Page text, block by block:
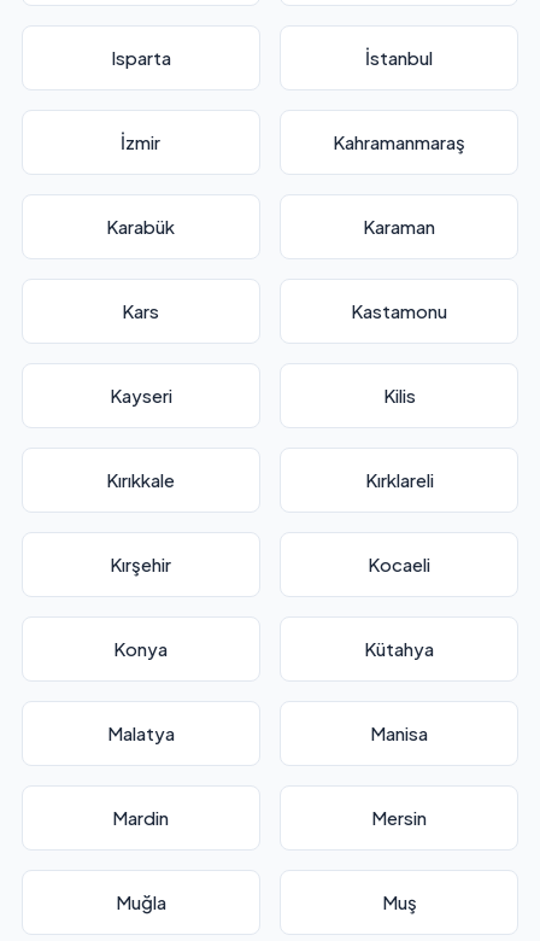
Isparta İstanbul
İzmir Kahramanmaraş
Karabük Karaman
Kars Kastamonu
Kayseri Kilis
Kırıkkale Kırklareli
Kırşehir Kocaeli
Konya Kütahya
Malatya Manisa
Mardin Mersin
Muğla Muş